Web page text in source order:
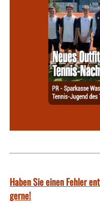
Haben Sie einen Fehler
gerne!